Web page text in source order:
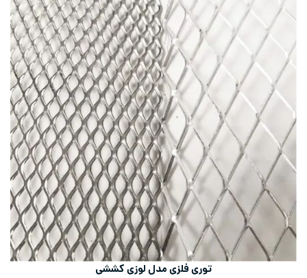
توری فلزی مدل لوزی کششی